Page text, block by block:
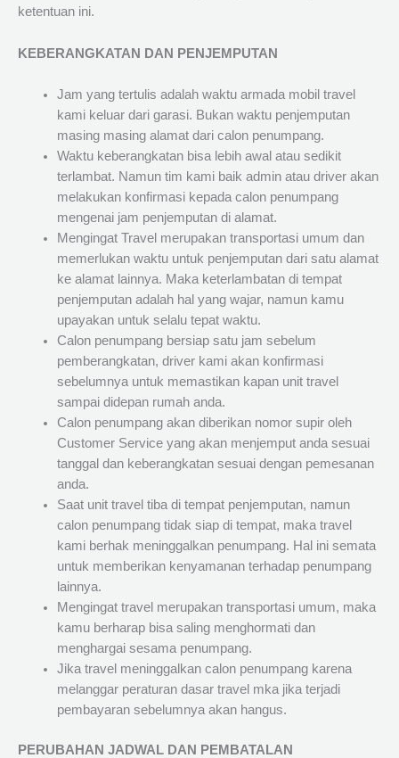
ketentuan ini.
KEBERANGKATAN DAN PENJEMPUTAN
Jam yang tertulis adalah waktu armada mobil travel
kami keluar dari garasi. Bukan waktu penjemputan
masing masing alamat dari calon penumpang.
Waktu keberangkatan bisa lebih awal atau sedikit
terlambat. Namun tim kami baik admin atau driver akan
melakukan konfirmasi kepada calon penumpang
mengenai jam penjemputan di alamat.
Mengingat Travel merupakan transportasi umum dan
memerlukan waktu untuk penjemputan dari satu alamat
ke alamat lainnya. Maka keterlambatan di tempat
penjemputan adalah hal yang wajar, namun kamu
upayakan untuk selalu tepat waktu.
Calon penumpang bersiap satu jam sebelum
pemberangkatan, driver kami akan konfirmasi
sebelumnya untuk memastikan kapan unit travel
sampai didepan rumah anda.
Calon penumpang akan diberikan nomor supir oleh
Customer Service yang akan menjemput anda sesuai
tanggal dan keberangkatan sesuai dengan pemesanan
anda.
Saat unit travel tiba di tempat penjemputan, namun
calon penumpang tidak siap di tempat, maka travel
kami berhak meninggalkan penumpang. Hal ini semata
untuk memberikan kenyamanan terhadap penumpang
lainnya.
Mengingat travel merupakan transportasi umum, maka
kamu berharap bisa saling menghormati dan
menghargai sesama penumpang.
Jika travel meninggalkan calon penumpang karena
melanggar peraturan dasar travel mka jika terjadi
pembayaran sebelumnya akan hangus.
PERUBAHAN JADWAL DAN PEMBATALAN